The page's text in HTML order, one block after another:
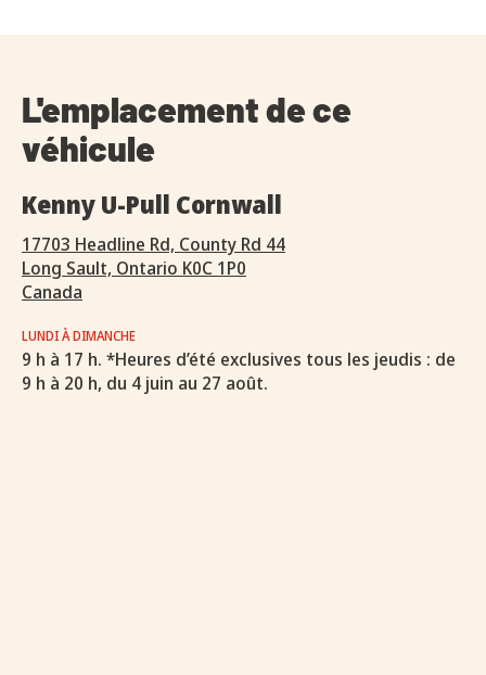
L'emplacement de ce
véhicule
Kenny U-Pull Cornwall
17703 Headline Rd, County Rd 44
Long Sault, Ontario K0C 1P0
Canada
LUNDI À DIMANCHE
9 h à 17 h. *Heures d’été exclusives tous les jeudis : de
9 h à 20 h, du 4 juin au 27 août.